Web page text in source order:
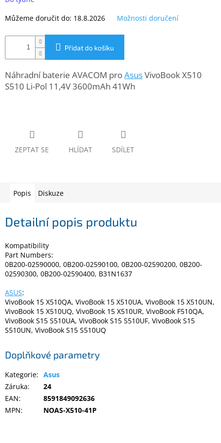
www.inpraise.cz
Telefony
a
Cyklo
zahrada
notebooky
Elektronika
Domácnost
%
Black
Friday
zboží
TONERY
A
CARTRIDGE
OEM
Můžeme doručit do: 18.8.2026 Možnosti doručení
Přidat do košíku
Náhradní baterie AVACOM proAsusVivoBook X510
S510 Li-Pol 11,4V 3600mAh 41Wh
ZEPTAT SE HLÍDAT SDÍLET
Popis Diskuze
Detailní popis produktu
Kompatibility
Part Numbers:
0B200-02590000, 0B200-02590100, 0B200-02590200, 0B200-
02590300, 0B200-02590400, B31N1637
ASUS:
VivoBook 15 X510QA, VivoBook 15 X510UA, VivoBook 15 X510UN,
VivoBook 15 X510UQ, VivoBook 15 X510UR, VivoBook F510QA,
VivoBook S15 S510UA, VivoBook S15 S510UF, VivoBook S15
S510UN, VivoBook S15 S510UQ
Doplňkové parametry
Kategorie: Asus
Záruka:
24
EAN:
8591849092636
MPN: NOAS-X510-41P